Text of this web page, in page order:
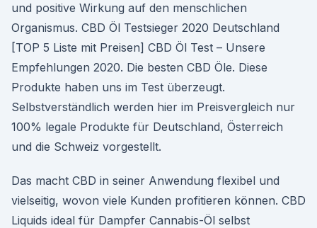
und positive Wirkung auf den menschlichen
Organismus. CBD Öl Testsieger 2020 Deutschland
[TOP 5 Liste mit Preisen] CBD Öl Test – Unsere
Empfehlungen 2020. Die besten CBD Öle. Diese
Produkte haben uns im Test überzeugt.
Selbstverständlich werden hier im Preisvergleich nur
100% legale Produkte für Deutschland, Österreich
und die Schweiz vorgestellt.
Das macht CBD in seiner Anwendung flexibel und
vielseitig, wovon viele Kunden profitieren können. CBD
Liquids ideal für Dampfer Cannabis-Öl selbst